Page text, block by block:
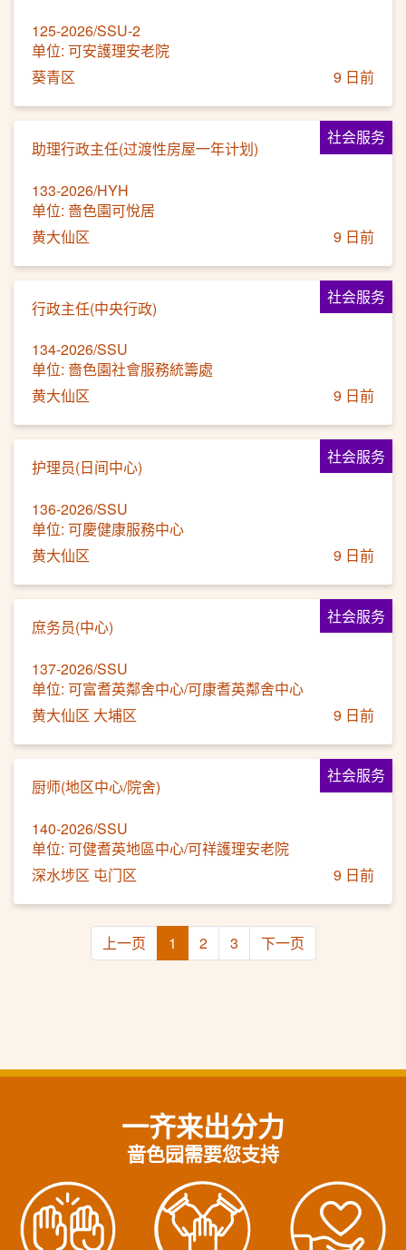
125-2026/SSU-2
单位: 可安護理安老院
葵青区
9 日前
社会服务
助理行政主任(过渡性房屋一年计划)
133-2026/HYH
单位: 嗇色園可悅居
黄大仙区
9 日前
社会服务
行政主任(中央行政)
134-2026/SSU
单位: 嗇色園社會服務統籌處
黄大仙区
9 日前
社会服务
护理员(日间中心)
136-2026/SSU
单位: 可慶健康服務中心
黄大仙区
9 日前
社会服务
庶务员(中心)
137-2026/SSU
单位: 可富耆英鄰舍中心/可康耆英鄰舍中心
黄大仙区 大埔区
9 日前
社会服务
厨师(地区中心/院舍)
140-2026/SSU
单位: 可健耆英地區中心/可祥護理安老院
深水埗区 屯门区
9 日前
上一页 1 2 3 下一页
一齐来出分力
啬色园需要您支持